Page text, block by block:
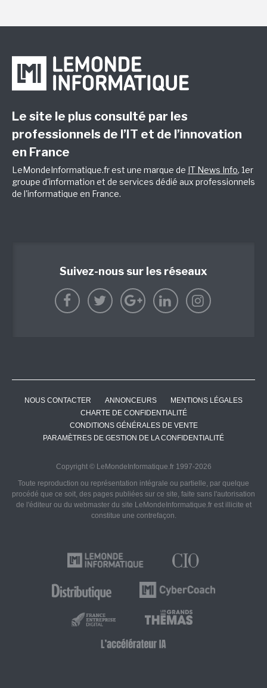
Le site le plus consulté par les
professionnels de l’IT et de l’innovation
en France
LeMondeInformatique.fr est une marque de IT News Info, 1er
groupe d'information et de services dédié aux professionnels
de l'informatique en France.
Suivez-nous sur les réseaux
NOUS CONTACTER ANNONCEURS
MENTIONS LÉGALES
CHARTE DE CONFIDENTIALITÉ
CONDITIONS GÉNÉRALES DE VENTE
PARAMÈTRES DE GESTION DE LA CONFIDENTIALITÉ
Copyright © LeMondeInformatique.fr 1997-2026
Toute reproduction ou représentation intégrale ou partielle, par quelque
procédé que ce soit, des pages publiées sur ce site, faite sans l'autorisation
de l'éditeur ou du webmaster du site LeMondeInformatique.fr est illicite et
constitue une contrefaçon.